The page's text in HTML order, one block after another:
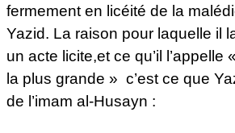
fermement en licéité de la
Yazid. La raison pour laquelle il
un acte licite,et ce qu’il
la plus grande » c’est ce que
de l’imam al-Husayn :